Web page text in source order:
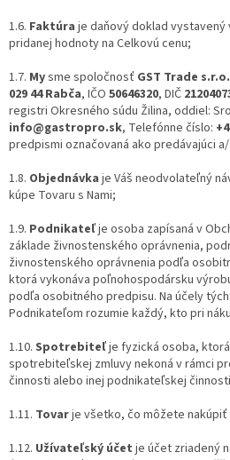
1.6. Faktúra je daňový doklad vystavený
pridanej hodnoty na Celkovú cenu;
1.7. Mysme spoločnosť GST Trade s.r.o.
029 44 Rabča, IČO 50646320, DIČ
registri Okresného súdu Žilina, oddiel:
info@gastropro.sk, Telefónne číslo:
predpismi označovaná ako predávajúci
1.8. Objednávka je Váš neodvolateľný
kúpe Tovaru s Nami;
1.9. Podnikateľje osoba zapísaná v
základe živnostenského oprávnenia,
živnostenského oprávnenia podľa
ktorá vykonáva poľnohospodársku
podľa osobitného predpisu. Na účely
Podnikateľom rozumie každý, kto pri
1.10. Spotrebiteľje fyzická osoba,
spotrebiteľskej zmluvy nekoná v rámci
činnosti alebo inej podnikateľskej
1.11. Tovarje všetko, čo môžete nakúpiť
1.12. Užívateľský účet je účet zriadený